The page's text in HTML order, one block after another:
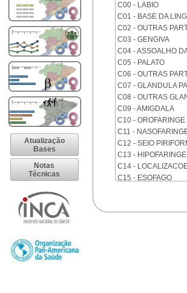
Atualização
Bases
Notas
Técnicas
C00 - LABIO
C01 - BASE DA
C02 - OUTRAS
C03 - GENGIVA
C04 - ASSOALHO
C05 - PALATO
C06 - OUTRAS
C07 - GLANDULA
C08 - OUTRAS
C09 - AMIGDALA
C10 - OROFARINGE
C11 -
C12 - SEIO
C13 - HIPOFARINGE
C14 -
C15 - ESOFAGO
C18 - COLON